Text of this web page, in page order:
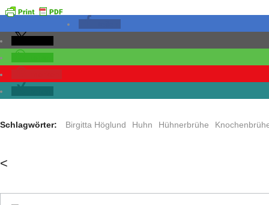
Schlagwörter: Birgitta Höglund Huhn Hühnerbrühe
<